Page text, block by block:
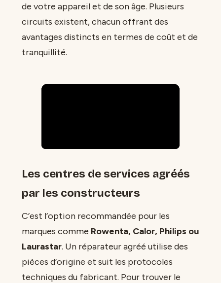
de votre appareil et de son âge. Plusieurs
circuits existent, chacun offrant des
avantages distincts en termes de coût et de
tranquillité.
Les centres de services agréés
par les constructeurs
C’est l’option recommandée pour les
marques comme Rowenta, Calor, Philips ou
Laurastar. Un réparateur agréé utilise des
pièces d’origine et suit les protocoles
techniques du fabricant. Pour trouver le